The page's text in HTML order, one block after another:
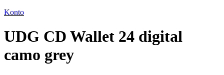
Konto
UDG CD Wallet 24 digital
camo grey